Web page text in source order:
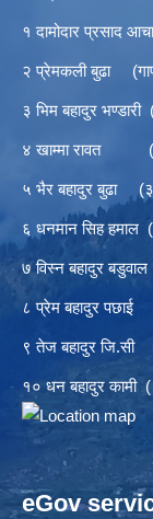
१ दामोदार प्रसाद
२ प्रेमकली बुढा
३ भिम बहादुर
४ खाम्मा रावत
५ भैर बहादुर
६ धनमान सिह
७ विस्न बहादुर
८ प्रेम बहादुर
९ तेज बहादुर
१० धन बहादुर
eGov